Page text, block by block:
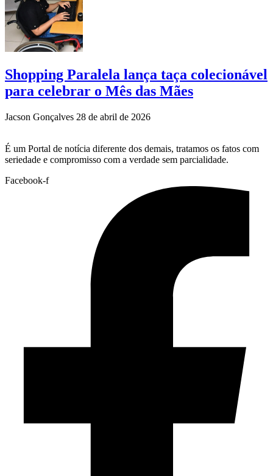
Shopping Paralela lança taça colecionável
para celebrar o Mês das Mães
Jacson Gonçalves 28 de abril de 2026
É um Portal de notícia diferente dos demais, tratamos os fatos com
seriedade e compromisso com a verdade sem parcialidade.
Facebook-f